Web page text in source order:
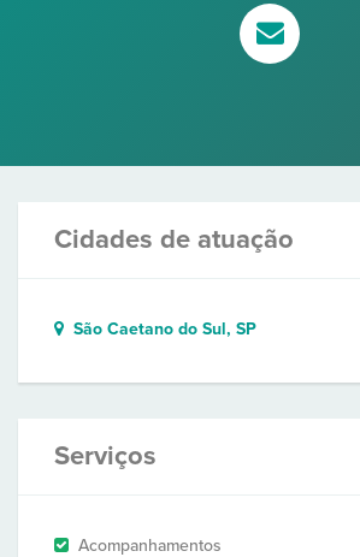
Cidades de atuação
São Caetano do Sul, SP
Serviços
Acompanhamentos